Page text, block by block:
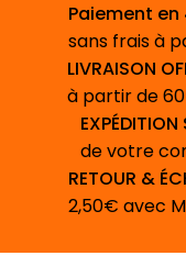
Paiement en
sans frais à
LIVRAISON
à partir de
de votre
RETOUR &
2,50€ avec